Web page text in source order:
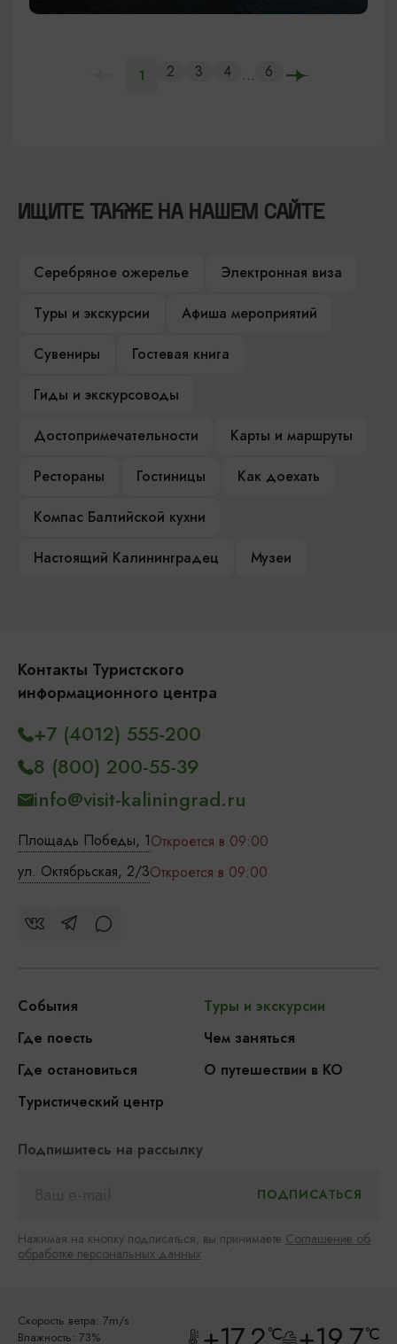
1 2 3 4 ... 6
ИЩИТЕ ТАКЖЕ НА НАШЕМ САЙТЕ
Серебряное ожерелье
Электронная виза
Туры и экскурсии
Афиша мероприятий
Сувениры
Гостевая книга
Гиды и экскурсоводы
Достопримечательности
Карты и маршруты
Рестораны
Гостиницы
Как доехать
Компас Балтийской кухни
Настоящий Калининградец
Музеи
Контакты Туристского
информационного центра
Площадь Победы, 1Откроется в 09:00
ул. Октябрьская, 2/3Откроется в 09:00
+7 (4012) 555-200
8 (800) 200-55-39
info@visit-kaliningrad.ru
События
Туры и экскурсии
Где поесть
Чем заняться
Где остановиться
О путешествии в КО
Туристический центр
Подпишитесь на рассылку
Нажимая на кнопку подписаться, вы принимаете Соглашение об
обработке персональных данных
Скорость ветра: 7m/s
Влажность: 73%
°C °C